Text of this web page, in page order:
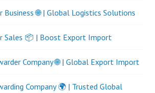
Business 🌐 | Global Logistics Solutions
Sales 📦 | Boost Export Import
Company 🌐 | Global Export Import
Company 🌍 | Trusted Global